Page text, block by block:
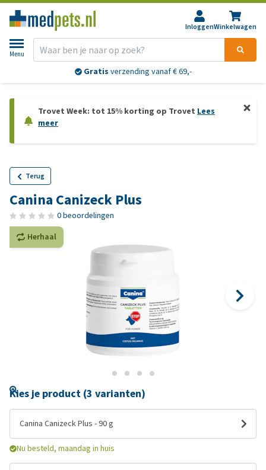
InloggenWinkelwagen
Menu
Gratis verzending vanaf € 69,-
Trovet Week: tot 15% korting op Trovet Lees
meer
Terug
Canina Canizeck Plus
0 beoordelingen
Herhaal
Kies je product (3 varianten)
Canina Canizeck Plus - 90 g
Nu besteld, maandag in huis